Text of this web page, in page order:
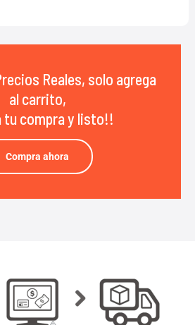
Reales, solo agrega
al carrito,
tu compra y listo!!
Compra ahora